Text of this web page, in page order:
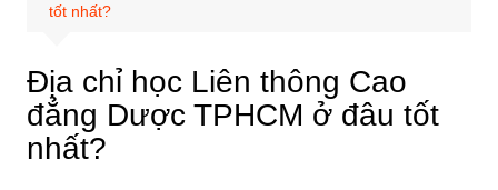
tốt nhất?
Địa chỉ học Liên thông Cao
đẳng Dược TPHCM ở đâu tốt
nhất?